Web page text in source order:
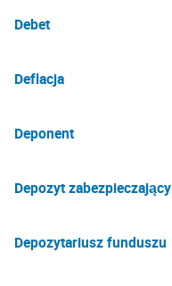
Debet
Deflacja
Deponent
Depozyt zabezpieczający
Depozytariusz funduszu